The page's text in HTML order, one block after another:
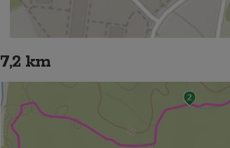
7,2 km